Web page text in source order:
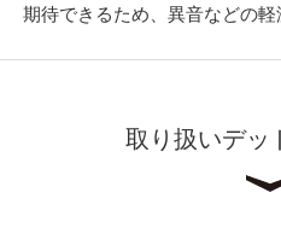
期待できるため、異音などの軽
取り扱いデッ